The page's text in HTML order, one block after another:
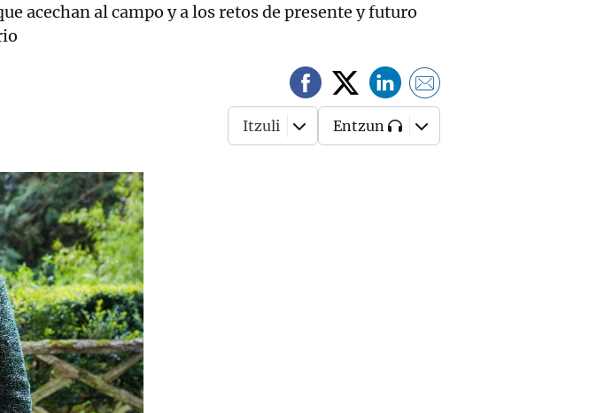
acechan al campo y a los retos de presente y futuro
Itzuli Entzun